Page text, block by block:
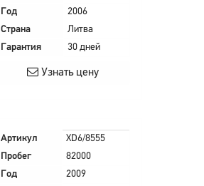
Год
2006
Страна
Литва
Гарантия
30 дней
Узнать цену
Артикул
XD6/8555
Пробег
82000
Год
2009